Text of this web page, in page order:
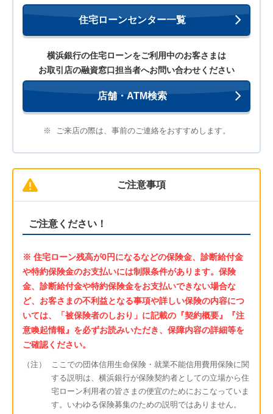
住宅ローンセンター一覧
横浜銀行の住宅ローンをご利用中のお客さまは
お取引店の融資窓口担当者へお問い合わせください
店舗・ATM検索
※ ご来店の際は、事前のご連絡をおすすめします。
ご注意事項
ご注意ください！
※ 住宅ローン残高が0円になるなどの保険金、診断給付金
や特約保険金のお支払いには制限条件があります。保険
金、診断給付金や特約保険金をお支払いできない場合な
ど、お客さまの不利益となる事項や詳しい保険の内容につ
いては、「被保険者のしおり」に記載の『契約概要』『注
意喚起情報』を必ずお読みいただき、保障内容の詳細等を
ご確認ください。
（注）
ここでの団体信用生命保険・就業不能信用費用保険に関
する説明は、横浜銀行が保険契約者としての立場から住
宅ローン利用者の皆さまの便宜のためにおこなっていま
す。いわゆる保険募集のための説明ではありません。